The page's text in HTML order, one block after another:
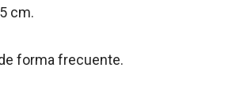
cm.
forma frecuente.